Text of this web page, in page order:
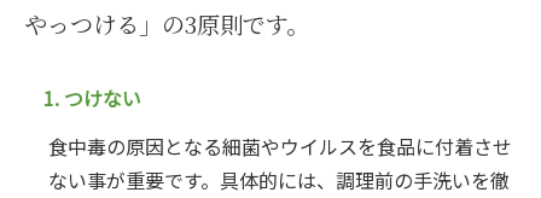
やっつける」の3原則です。
1. つけない
食中毒の原因となる細菌やウイルスを食品に付着させ
ない事が重要です。具体的には、調理前の手洗いを徹